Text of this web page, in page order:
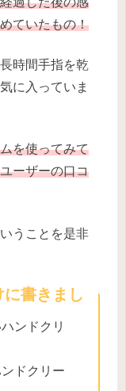
ていたもの！
時間手指を乾
に入っていま
を使ってみて
ーザーの口コ
うことを是非
書きまし
ンドクリ
ドクリー